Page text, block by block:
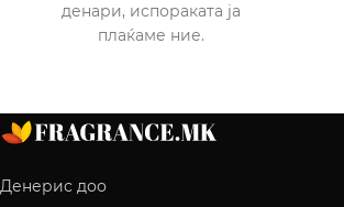
денари, испораката ја
плаќаме ние.
Денерис доо